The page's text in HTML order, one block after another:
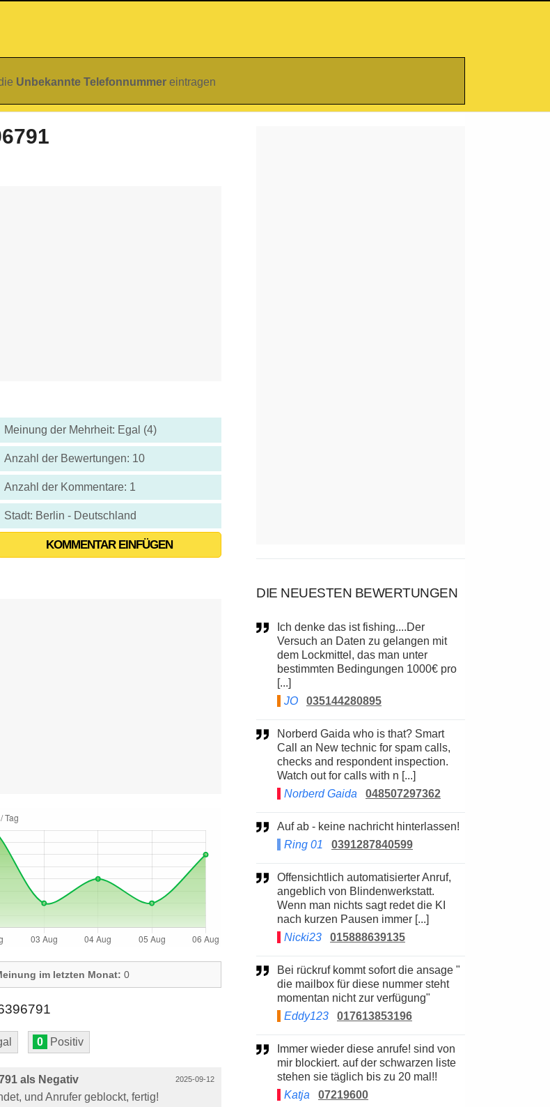
Unbekannte Telefonnummer eintragen
Meinung der Mehrheit: Egal (4)
Anzahl der Bewertungen: 10
Anzahl der Kommentare: 1
Stadt: Berlin - Deutschland
KOMMENTAR EINFÜGEN
im letzten Monat: 0
0 Positiv
2025-09-12
als Negativ
und Anrufer geblockt, fertig!
DIE NEUESTEN BEWERTUNGEN
Versuch an Daten zu gelangen mit
dem Lockmittel, das man unter
bestimmten Bedingungen 1000€ pro
[...]
JO
035144280895
Norberd Gaida who is that? Smart
Call an New technic for spam calls,
checks and respondent inspection.
Watch out for calls with n [...]
Norberd Gaida
048507297362
Auf ab - keine nachricht hinterlassen!
Ring 01
0391287840599
Offensichtlich automatisierter Anruf,
angeblich von Blindenwerkstatt.
Wenn man nichts sagt redet die KI
nach kurzen Pausen immer [...]
Nicki23
015888639135
Bei rückruf kommt sofort die ansage "
die mailbox für diese nummer steht
momentan nicht zur verfügung"
Eddy123
017613853196
mir blockiert. auf der schwarzen liste
stehen sie täglich bis zu 20 mal!!
Katja
07219600